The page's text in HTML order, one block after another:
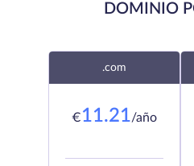
DOMINIO
.com
€11.21/año